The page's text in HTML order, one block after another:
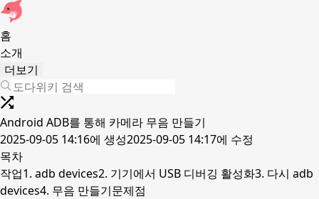
홈
소개
더보기
Android ADB를 통해 카메라 무음 만들기
2025-09-05 14:16에 생성2025-09-05 14:17에 수정
목차
작업1. adb devices2. 기기에서 USB 디버깅 활성화3. 다시 adb
devices4. 무음 만들기문제점